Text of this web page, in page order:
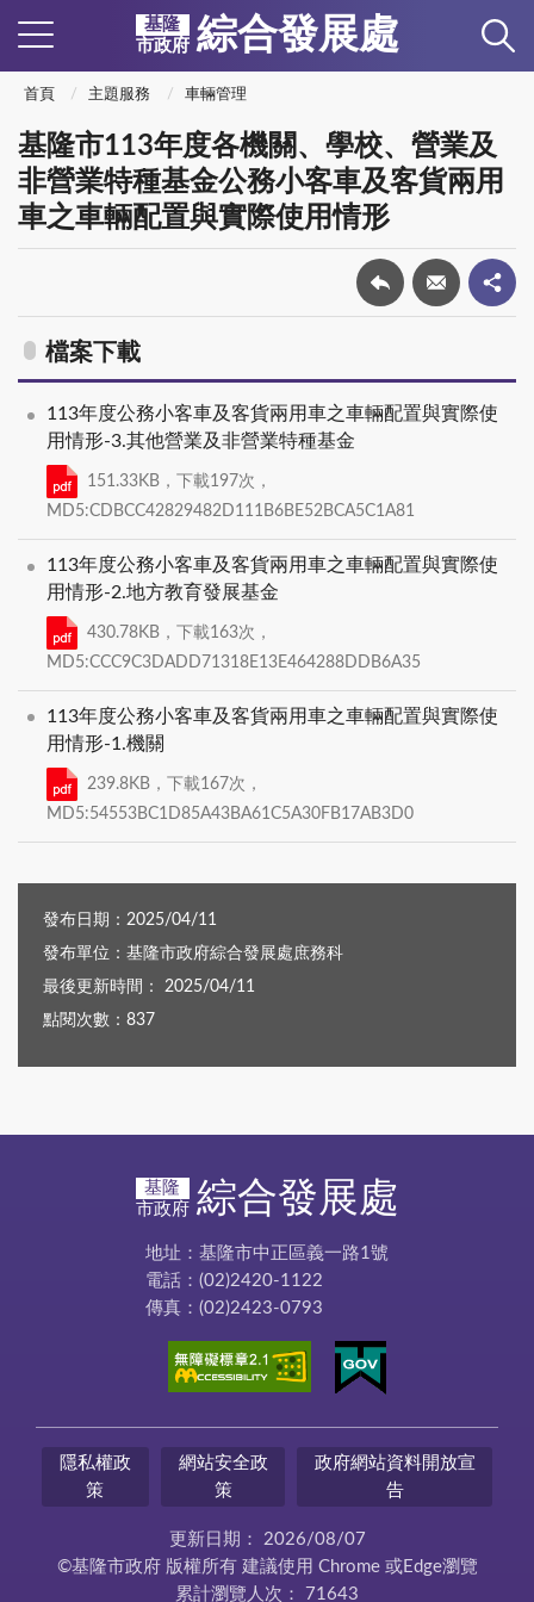
基隆
市政府 綜合發展處
首頁 主題服務 車輛管理
基隆市113年度各機關、學校、營業及
非營業特種基金公務小客車及客貨兩用
車之車輛配置與實際使用情形
檔案下載
113年度公務小客車及客貨兩用車之車輛配置與實際使
用情形-3.其他營業及非營業特種基金
151.33KB，下載197次，
MD5:CDBCC42829482D111B6BE52BCA5C1A81
113年度公務小客車及客貨兩用車之車輛配置與實際使
用情形-2.地方教育發展基金
430.78KB，下載163次，
MD5:CCC9C3DADD71318E13E464288DDB6A35
113年度公務小客車及客貨兩用車之車輛配置與實際使
用情形-1.機關
239.8KB，下載167次，
MD5:54553BC1D85A43BA61C5A30FB17AB3D0
發布日期：2025/04/11
發布單位：基隆市政府綜合發展處庶務科
最後更新時間： 2025/04/11
點閱次數：837
基隆
市政府 綜合發展處
地址：基隆市中正區義一路1號
電話：(02)2420-1122
傳真：(02)2423-0793
隱私權政
策
網站安全政
策
政府網站資料開放宣
告
更新日期： 2026/08/07
©基隆市政府 版權所有 建議使用 Chrome 或Edge瀏覽
累計瀏覽人次：
71643